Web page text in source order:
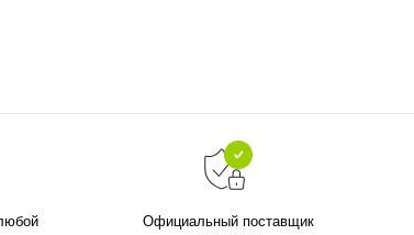
Официальный поставщик